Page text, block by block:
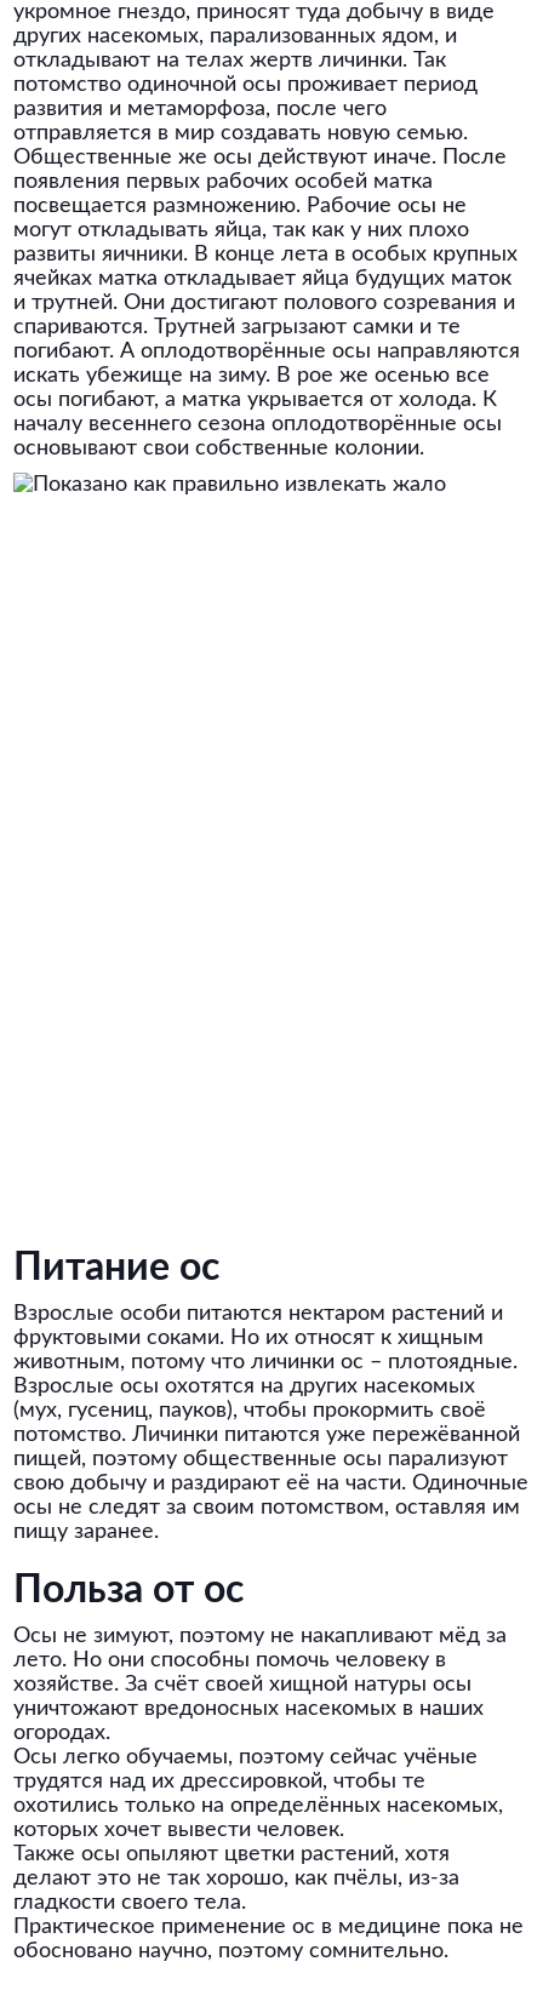
укромное гнездо, приносят туда добычу в виде
других насекомых, парализованных ядом, и
откладывают на телах жертв личинки. Так
потомство одиночной осы проживает период
развития и метаморфоза, после чего
отправляется в мир создавать новую семью.
Общественные же осы действуют иначе. После
появления первых рабочих особей матка
посвещается размножению. Рабочие осы не
могут откладывать яйца, так как у них плохо
развиты яичники. В конце лета в особых крупных
ячейках матка откладывает яйца будущих маток
и трутней. Они достигают полового созревания и
спариваются. Трутней загрызают самки и те
погибают. А оплодотворённые осы направляются
искать убежище на зиму. В рое же осенью все
осы погибают, а матка укрывается от холода. К
началу весеннего сезона оплодотворённые осы
основывают свои собственные колонии.
Питание ос
Взрослые особи питаются нектаром растений и
фруктовыми соками. Но их относят к хищным
животным, потому что личинки ос – плотоядные.
Взрослые осы охотятся на других насекомых
(мух, гусениц, пауков), чтобы прокормить своё
потомство. Личинки питаются уже пережёванной
пищей, поэтому общественные осы парализуют
свою добычу и раздирают её на части. Одиночные
осы не следят за своим потомством, оставляя им
пищу заранее.
Польза от ос
Осы не зимуют, поэтому не накапливают мёд за
лето. Но они способны помочь человеку в
хозяйстве. За счёт своей хищной натуры осы
уничтожают вредоносных насекомых в наших
огородах.
Осы легко обучаемы, поэтому сейчас учёные
трудятся над их дрессировкой, чтобы те
охотились только на определённых насекомых,
которых хочет вывести человек.
Также осы опыляют цветки растений, хотя
делают это не так хорошо, как пчёлы, из-за
гладкости своего тела.
Практическое применение ос в медицине пока не
обосновано научно, поэтому сомнительно.